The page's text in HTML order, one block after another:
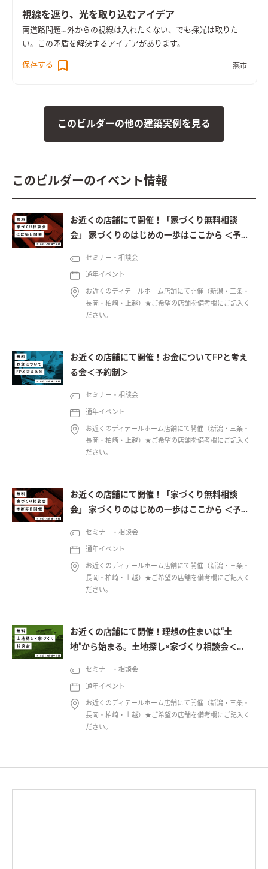
視線を遮り、光を取り込むアイデア
南道路問題…外からの視線は入れたくない、でも採光は取りた
い。この矛盾を解決するアイデアがあります。
保存する 燕市
このビルダーの他の建築実例を見る
このビルダーのイベント情報
お近くの店舗にて開催！「家づくり無料相談
会」 家づくりのはじめの一歩はここから ＜予約
セミナー・相談会
通年イベント
お近くのディテールホーム店舗にて開催（新潟・三条・
長岡・柏崎・上越）★ご希望の店舗を備考欄にご記入く
ださい。
お近くの店舗にて開催！お金についてFPと考え
る会＜予約制＞
セミナー・相談会
通年イベント
お近くのディテールホーム店舗にて開催（新潟・三条・
長岡・柏崎・上越）★ご希望の店舗を備考欄にご記入く
ださい。
お近くの店舗にて開催！「家づくり無料相談
会」 家づくりのはじめの一歩はここから ＜予約
セミナー・相談会
通年イベント
お近くのディテールホーム店舗にて開催（新潟・三条・
長岡・柏崎・上越）★ご希望の店舗を備考欄にご記入く
ださい。
お近くの店舗にて開催！理想の住まいは“土
地”から始まる。土地探し×家づくり相談会＜予
セミナー・相談会
通年イベント
お近くのディテールホーム店舗にて開催（新潟・三条・
長岡・柏崎・上越）★ご希望の店舗を備考欄にご記入く
ださい。